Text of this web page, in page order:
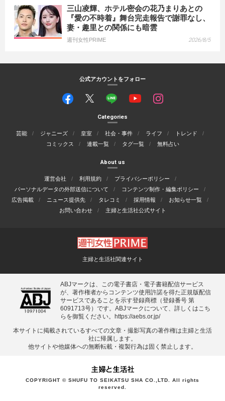
三山凌輝、ホテル密会の花乃まりあとの
『愛の不時着』舞台完走報告で謝罪なし、
妻・趣里との関係にも暗雲
週刊女性PRIME 2026/8/5
公式アカウントをフォロー
Categories
芸能 ジャニーズ 皇室 社会・事件 ライフ
トレンド
コミックス
連載一覧 タグ一覧 無料占い
About us
運営会社 利用規約
プライバシーポリシー
パーソナルデータの外部送信について
コンテンツ制作・編集ポリシー
広告掲載
ニュース提供先 タレコミ 採用情報
お知らせ一覧
お問い合わせ
主婦と生活社公式サイト
主婦と生活社関連サイト
ABJマークは、この電子書店・電子書籍配信サービス
が、著作権者からコンテンツ使用許諾を得た正規版配信
サービスであることを示す登録商標（登録番号 第
6091713号）です。ABJマークについて、詳しくはこち
らを御覧ください。 https://aebs.or.jp/
本サイトに掲載されているすべての⽂章・撮影写真の著作権は主婦と⽣活
社に帰属します。
他サイトや他媒体への無断転載・複製⾏為は固く禁⽌します。
COPYRIGHT © SHUFU TO SEIKATSU SHA CO.,LTD. All rights
reserved.